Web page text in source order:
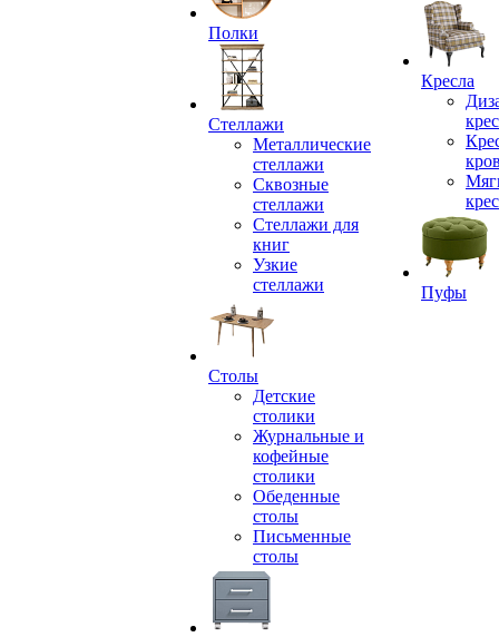
Полки
Стеллажи
Металлические
стеллажи
Сквозные
стеллажи
Стеллажи для
книг
Узкие
стеллажи
Столы
Детские
столики
Журнальные и
кофейные
столики
Обеденные
столы
Письменные
столы
Кресла
Пуфы